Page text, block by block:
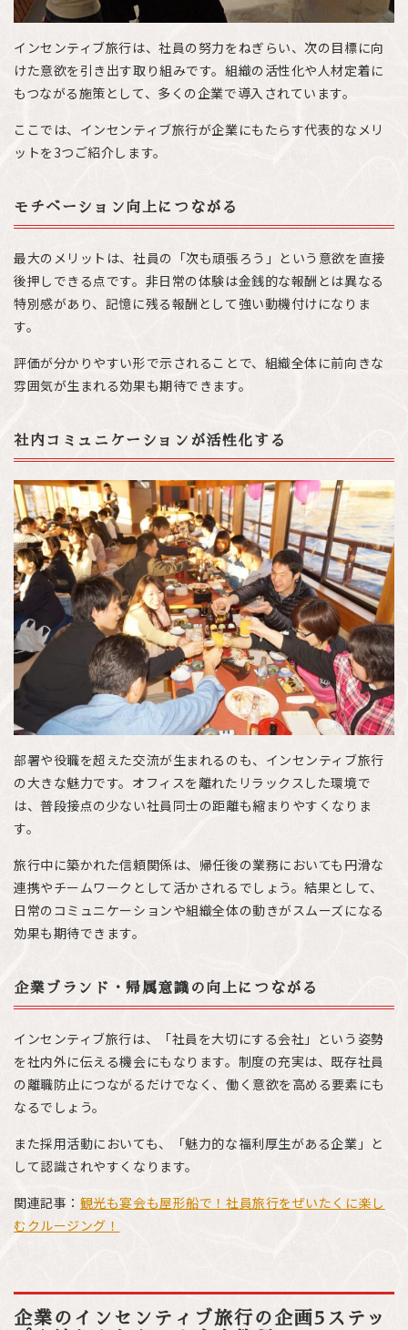
インセンティブ旅行は、社員の努力をねぎらい、次の目標に向
けた意欲を引き出す取り組みです。組織の活性化や人材定着に
もつながる施策として、多くの企業で導入されています。
ここでは、インセンティブ旅行が企業にもたらす代表的なメリ
ットを3つご紹介します。
モチベーション向上につながる
最大のメリットは、社員の「次も頑張ろう」という意欲を直接
後押しできる点です。非日常の体験は金銭的な報酬とは異なる
特別感があり、記憶に残る報酬として強い動機付けになりま
す。
評価が分かりやすい形で示されることで、組織全体に前向きな
雰囲気が生まれる効果も期待できます。
社内コミュニケーションが活性化する
部署や役職を超えた交流が生まれるのも、インセンティブ旅行
の大きな魅力です。オフィスを離れたリラックスした環境で
は、普段接点の少ない社員同士の距離も縮まりやすくなりま
す。
旅行中に築かれた信頼関係は、帰任後の業務においても円滑な
連携やチームワークとして活かされるでしょう。結果として、
日常のコミュニケーションや組織全体の動きがスムーズになる
効果も期待できます。
企業ブランド・帰属意識の向上につながる
インセンティブ旅行は、「社員を大切にする会社」という姿勢
を社内外に伝える機会にもなります。制度の充実は、既存社員
の離職防止につながるだけでなく、働く意欲を高める要素にも
なるでしょう。
また採用活動においても、「魅力的な福利厚生がある企業」と
して認識されやすくなります。
関連記事： 観光も宴会も屋形船で！社員旅行をぜいたくに楽し
むクルージング！
企業のインセンティブ旅行の企画5ステッ